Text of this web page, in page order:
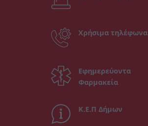
Χρήσιμα τηλέφωνα
Εφημερεύοντα
Φαρμακεία
Κ.Ε.Π Δήμων